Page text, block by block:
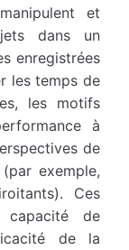
et
dans un
enregistrées
les temps de
les motifs
à
de
exemple,
Ces
de
de la